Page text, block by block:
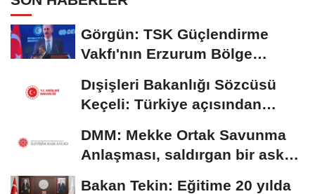
Görgün: TSK Güçlendirme
Vakfı'nın Erzurum Bölge
Dışişleri Bakanlığı Sözcüsü
Keçeli: Türkiye açısından
DMM: Mekke Ortak Savunma
Anlaşması, saldırgan bir askeri
Bakan Tekin: Eğitime 20 yılda